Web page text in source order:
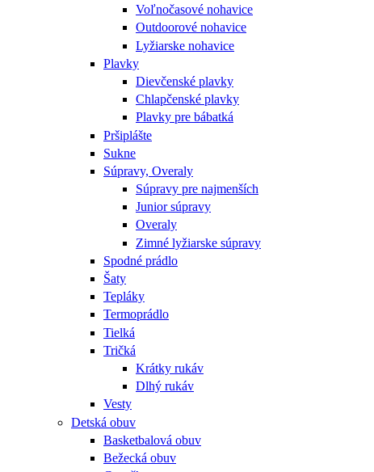
Voľnočasové nohavice
Outdoorové nohavice
Lyžiarske nohavice
Plavky
Dievčenské plavky
Chlapčenské plavky
Plavky pre bábatká
Pršiplášte
Sukne
Súpravy, Overaly
Súpravy pre najmenších
Junior súpravy
Overaly
Zimné lyžiarske súpravy
Spodné prádlo
Šaty
Tepláky
Termoprádlo
Tielká
Tričká
Krátky rukáv
Dlhý rukáv
Vesty
Detská obuv
Basketbalová obuv
Bežecká obuv